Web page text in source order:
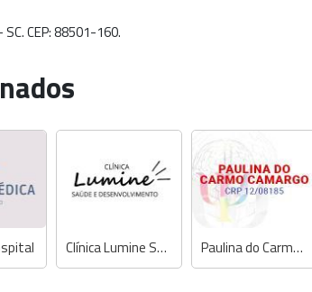
CEP: 88501-160.
Clínica Lumine Saúde e Desenvolvimento Paulina do Carmo Camargo - Psicóloga